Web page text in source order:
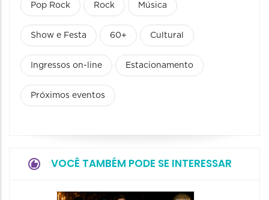
Pop Rock Rock Música
Show e Festa 60+ Cultural
Ingressos on-line Estacionamento
Próximos eventos
VOCÊ TAMBÉM PODE SE INTERESSAR